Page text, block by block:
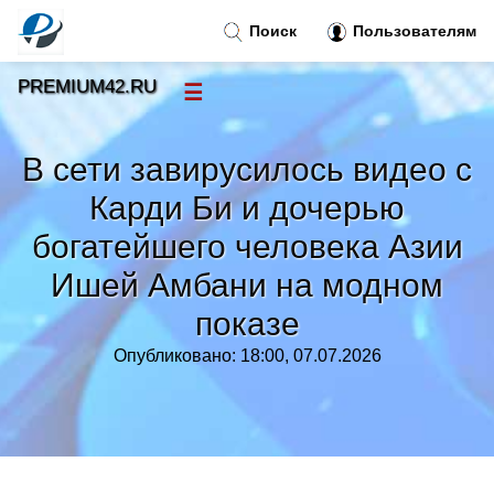
В сети завирусилось видео с
Карди Би и дочерью
богатейшего человека Азии
Ишей Амбани на модном
показе
Опубликовано: 18:00, 07.07.2026
Поиск Пользователям
PREMIUM42.RU ☰
Тренды новостей »
Рубрики»
Правила »
Контакт